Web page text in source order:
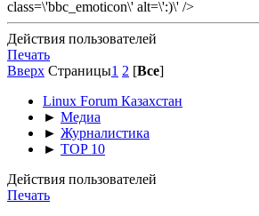
class=\'bbc_emoticon\' alt=\':)\' />
Действия пользователей
Печать
Вверх Страницы1 2 [Все]
Linux Forum Казахстан
► Медиа
► Журналистика
► TOP 10
Действия пользователей
Печать